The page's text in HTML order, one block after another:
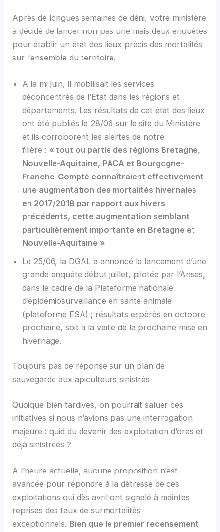
Après de longues semaines de déni, votre ministère
à décidé de lancer non pas une mais deux enquêtes
pour établir un état des lieux précis des mortalités
sur l’ensemble du territoire.
A la mi juin, il mobilisait les services
déconcentrés de l’Etat dans les régions et
départements. Les résultats de cet état des lieux
ont été publiés le 28/06 sur le site du Ministère
et ils corroborent les alertes de notre
filière : « tout ou partie des régions Bretagne,
Nouvelle-Aquitaine, PACA et Bourgogne-
Franche-Compté connaîtraient effectivement
une augmentation des mortalités hivernales
en 2017/2018 par rapport aux hivers
précédents, cette augmentation semblant
particulièrement importante en Bretagne et
Nouvelle-Aquitaine »
Le 25/06, la DGAL a annoncé le lancement d’une
grande enquête début juillet, pilotée par l’Anses,
dans le cadre de la Plateforme nationale
d’épidémiosurveillance en santé animale
(plateforme ESA) ; résultats espérés en octobre
prochaine, soit à la veille de la prochaine mise en
hivernage.
Toujours pas de réponse sur un plan de
sauvegarde aux apiculteurs sinistrés
Quoique bien tardives, on pourrait saluer ces
initiatives si nous n’avions pas une interrogation
majeure : quid du devenir des exploitation d’ores et
déjà sinistrées ?
A l’heure actuelle, aucune proposition n’est
avancée pour répondre à la détresse de ces
exploitations qui dès avril ont signalé à maintes
reprises des taux de surmortalités
exceptionnels. Bien que le premier recensement